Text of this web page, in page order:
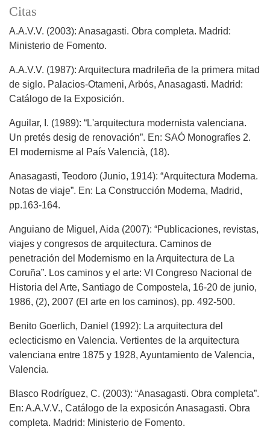
Citas
A.A.V.V. (2003): Anasagasti. Obra completa. Madrid:
Ministerio de Fomento.
A.A.V.V. (1987): Arquitectura madrileña de la primera mitad
de siglo. Palacios-Otameni, Arbós, Anasagasti. Madrid:
Catálogo de la Exposición.
Aguilar, I. (1989): “L'arquitectura modernista valenciana.
Un pretés desig de renovación”. En: SAÓ Monografíes 2.
El modernisme al País Valencià, (18).
Anasagasti, Teodoro (Junio, 1914): “Arquitectura Moderna.
Notas de viaje”. En: La Construcción Moderna, Madrid,
pp.163-164.
Anguiano de Miguel, Aida (2007): “Publicaciones, revistas,
viajes y congresos de arquitectura. Caminos de
penetración del Modernismo en la Arquitectura de La
Coruña”. Los caminos y el arte: VI Congreso Nacional de
Historia del Arte, Santiago de Compostela, 16-20 de junio,
1986, (2), 2007 (El arte en los caminos), pp. 492-500.
Benito Goerlich, Daniel (1992): La arquitectura del
eclecticismo en Valencia. Vertientes de la arquitectura
valenciana entre 1875 y 1928, Ayuntamiento de Valencia,
Valencia.
Blasco Rodríguez, C. (2003): “Anasagasti. Obra completa”.
En: A.A.V.V., Catálogo de la exposicón Anasagasti. Obra
completa. Madrid: Ministerio de Fomento.